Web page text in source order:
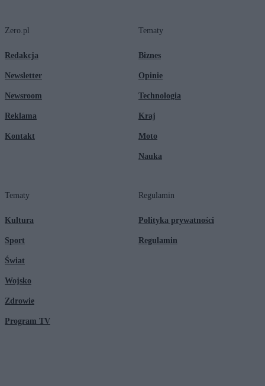
Zero.pl
Redakcja
Newsletter
Newsroom
Reklama
Kontakt
Tematy
Biznes
Opinie
Technologia
Kraj
Moto
Nauka
Tematy
Kultura
Sport
Świat
Wojsko
Zdrowie
Program TV
Regulamin
Polityka prywatności
Regulamin